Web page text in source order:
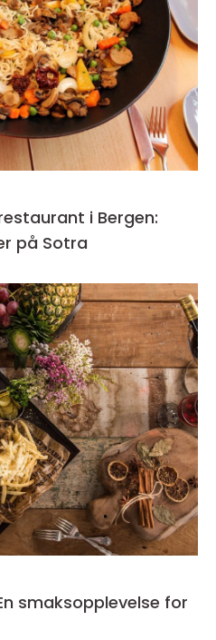
i Bergen:
på Sotra
smaksopplevelse for